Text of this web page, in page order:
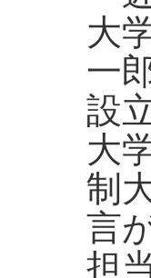
大
一
設
大
制
言
担